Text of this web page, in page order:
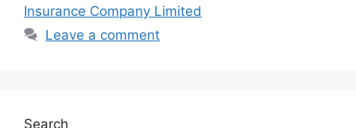
Insurance Company Limited
Leave a comment
Search